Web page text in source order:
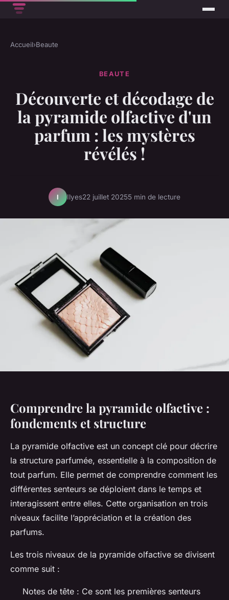
Accueil›Beaute
BEAUTE
Découverte et décodage de
la pyramide olfactive d'un
parfum : les mystères
révélés !
I Ilyes22 juillet 20255 min de lecture
Comprendre la pyramide olfactive :
fondements et structure
La pyramide olfactive est un concept clé pour décrire
la structure parfumée, essentielle à la composition de
tout parfum. Elle permet de comprendre comment les
différentes senteurs se déploient dans le temps et
interagissent entre elles. Cette organisation en trois
niveaux facilite l’appréciation et la création des
parfums.
Les trois niveaux de la pyramide olfactive se divisent
comme suit :
Notes de tête : Ce sont les premières senteurs